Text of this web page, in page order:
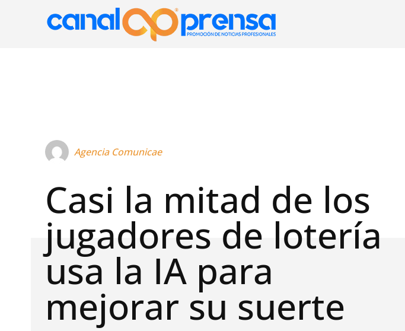
Agencia Comunicae
Casi la mitad de los
jugadores de lotería
usa la IA para
mejorar su suerte